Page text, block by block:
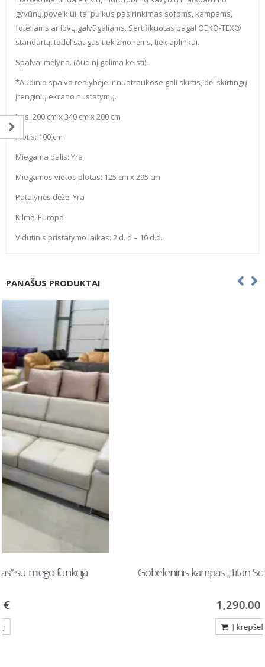
gyvūnų poveikiui, tai puikus pasirinkimas sofoms, kampams,
foteliams ar lovų galvūgaliams. Sertifikuotas pagal OEKO-TEX®
standartą, todėl saugus tiek žmonėms, tiek aplinkai.
Spalva: mėlyna. (Audinį galima keisti).
*Audinio spalva realybėje ir nuotraukose gali skirtis, dėl skirtingų
įrenginių ekrano nustatymų.
Ilgis: 200 cm x 340 cm x 200 cm
Plotis: 100 cm
Miegama dalis: Yra
Miegamos vietos plotas: 125 cm x 295 cm
Patalynės dėžė: Yra
Kilmė: Europa
Vidutinis pristatymo laikas: 2 d. d – 10 d.d.
PANAŠUS PRODUKTAI
Gobeleninis kampas „Titan Solo“ su miego funkcija